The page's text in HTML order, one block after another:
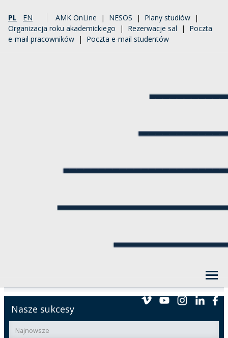
PL EN AMK OnLine | NESOS | Plany studiów |
Organizacja roku akademickiego | Rezerwacje sal | Poczta
e-mail pracowników | Poczta e-mail studentów
Nasze sukcesy
Najnowsze